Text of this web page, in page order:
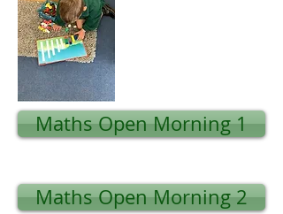
Maths Open Morning 1
Maths Open Morning 2